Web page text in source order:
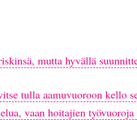
mutta hyvällä
tulla aamuvuoroon kello
vaan hoitajien työvuoroja